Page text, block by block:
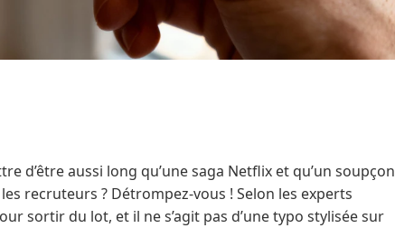
d’être aussi long qu’une saga Netflix et qu’un soupçon
recruteurs ? Détrompez-vous ! Selon les experts
sortir du lot, et il ne s’agit pas d’une typo stylisée sur